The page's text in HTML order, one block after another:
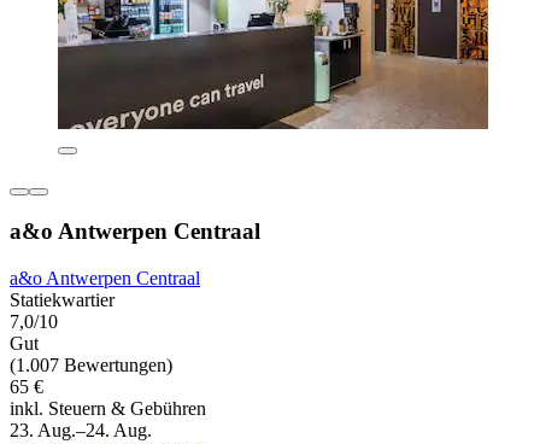
a&o Antwerpen Centraal
a&o Antwerpen Centraal
Statiekwartier
7,0/10
Gut
(1.007 Bewertungen)
65 €
inkl. Steuern & Gebühren
23. Aug.–24. Aug.